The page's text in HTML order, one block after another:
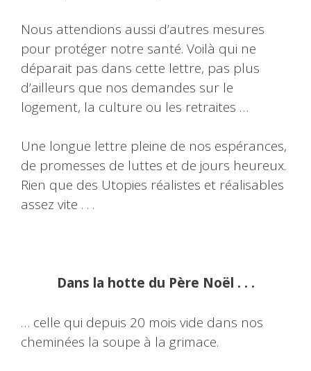
Nous attendions aussi d’autres mesures
pour protéger notre santé. Voilà qui ne
déparait pas dans cette lettre, pas plus
d’ailleurs que nos demandes sur le
logement, la culture ou les retraites …
Une longue lettre pleine de nos espérances,
de promesses de luttes et de jours heureux.
Rien que des Utopies réalistes et réalisables
assez vite . . .
Dans la hotte du Père Noël . . .
… celle qui depuis 20 mois vide dans nos
cheminées la soupe à la grimace.